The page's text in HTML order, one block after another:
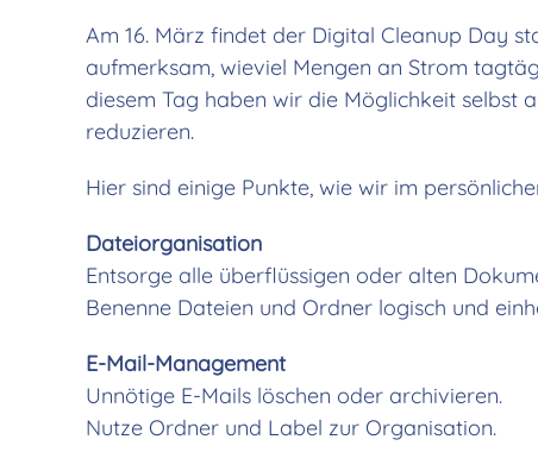
Am 16. März findet der Digital Cleanup Day
aufmerksam, wieviel Mengen an Strom
diesem Tag haben wir die Möglichkeit selbst
reduzieren.
Hier sind einige Punkte, wie wir im
Dateiorganisation
Entsorge alle überflüssigen oder alten
Benenne Dateien und Ordner logisch und
E-Mail-Management
Unnötige E-Mails löschen oder archivieren.
Nutze Ordner und Label zur Organisation.